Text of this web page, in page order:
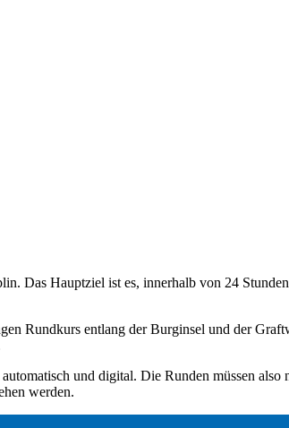
Das Hauptziel ist es, innerhalb von 24
Rundkurs entlang der Burginsel und der
und digital. Die Runden müssen
werden.